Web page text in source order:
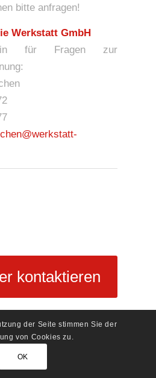
bitte anfragen!
Werkstatt GmbH
für Fragen zur
kontaktieren
der Seite stimmen Sie der
von Cookies zu.
OK